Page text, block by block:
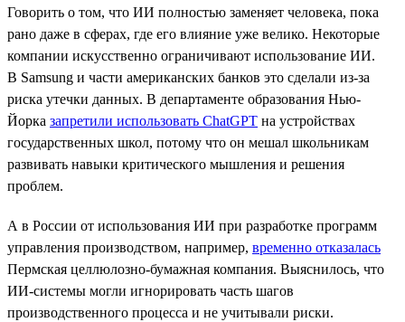
Говорить о том, что ИИ полностью заменяет человека, пока
рано даже в сферах, где его влияние уже велико. Некоторые
компании искусственно ограничивают использование ИИ.
В Samsung и части американских банков это сделали из-за
риска утечки данных. В департаменте образования Нью-
Йорка запретили использовать ChatGPT на устройствах
государственных школ, потому что он мешал школьникам
развивать навыки критического мышления и решения
проблем.
А в России от использования ИИ при разработке программ
управления производством, например, временно отказалась
Пермская целлюлозно-бумажная компания. Выяснилось, что
ИИ-системы могли игнорировать часть шагов
производственного процесса и не учитывали риски.